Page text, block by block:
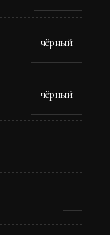
чёрный
чёрный